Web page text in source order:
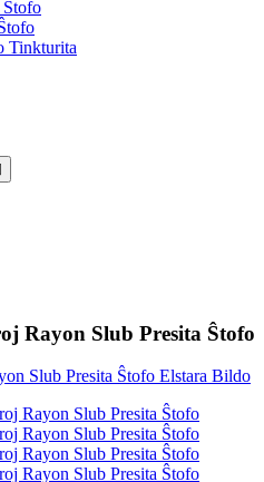
Tinkturita
Rayon Slub Presita Ŝtofo